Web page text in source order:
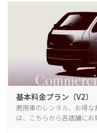
基本料金プラン（V2）
商用車のレンタル、お得
は、こちらから各店舗にお